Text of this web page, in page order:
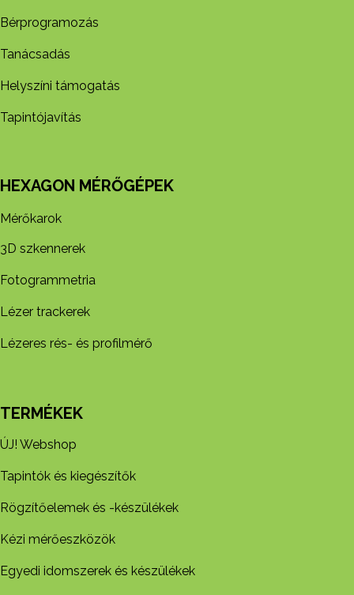
Bérprogramozás
Tanácsadás
Helyszíni támogatás
Tapintójavítás
HEXAGON MÉRŐGÉPEK
Mérőkarok
3D szkennerek
Fotogrammetria
Lézer trackerek
Lézeres rés- és profilmérő
TERMÉKEK
ÚJ! Webshop
Tapintók és kiegészítők
Rögzítőelemek és -készül​ékek
Kézi mérőeszközök
Egyedi idomszerek és készülékek